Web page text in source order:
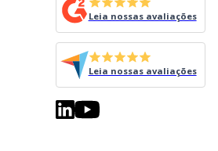
Leia nossas avaliações
Leia nossas avaliações